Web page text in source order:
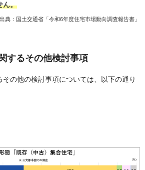
ん。
出典：国土交通省「 令和6年度住宅市場動向調査報告書 」
するその他検討事項
の他の検討事項については、以下の通り